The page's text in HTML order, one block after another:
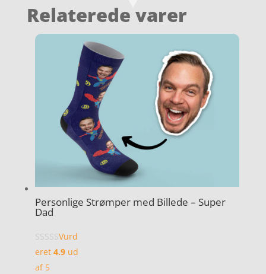
Relaterede varer
Personlige Strømper med Billede – Super
Dad
Vurd
eret 4.9ud
af 5